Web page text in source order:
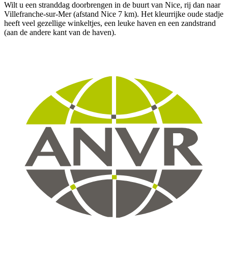
Wilt u een stranddag doorbrengen in de buurt van Nice, rij dan naar
Villefranche-sur-Mer (afstand Nice 7 km). Het kleurrijke oude stadje
heeft veel gezellige winkeltjes, een leuke haven en een zandstrand
(aan de andere kant van de haven).